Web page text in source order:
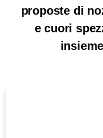
proposte di
e cuori